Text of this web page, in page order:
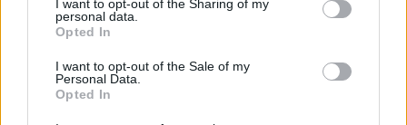
not limited to your visit or usage behaviour. You may click to
grant or deny consent to Google and its third-party tags to
use your data for below specified purposes in below Google
consent section.
I want to opt-out of the Sharing of my
personal data.
Opted In
I want to opt-out of the Sale of my
Personal Data.
Opted In
komplexitás híján. Disszonáns, dohos aromái
felvetik, hogy hibás lehet a palack?
Kaló Imre Shiraz 2007